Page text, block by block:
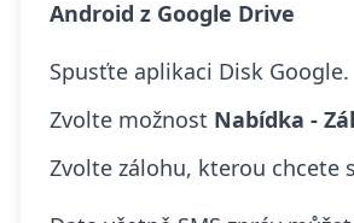
Android z Google Drive
Spusťte aplikaci Disk Google.
Zvolte možnost Nabídka -
Zvolte zálohu, kterou chcete